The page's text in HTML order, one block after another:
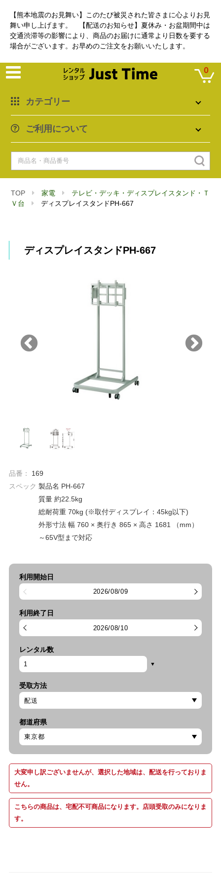
【熊本地震のお見舞い】このたび被災された皆さまに心よりお見
舞い申し上げます。 【配送のお知らせ】夏休み・お盆期間中は
交通渋滞等の影響により、商品のお届けに通常より日数を要する
場合がございます。お早めのご注文をお願いいたします。
カテゴリー
ご利用について
0
TOP 家電
テレビ・デッキ・ディスプレイスタンド・Ｔ
Ｖ台
ディスプレイスタンドPH-667
ディスプレイスタンドPH-667
品番：
169
スペック 製品名 PH-667
質量 約22.5kg
総耐荷重 70kg (※取付ディスプレイ：45kg以下)
外形寸法 幅 760 × 奥行き 865 × 高さ 1681 （mm）
～65V型まで対応
利用開始日
2026/08/09
利用終了日
2026/08/10
レンタル数
受取方法
都道府県
大変申し訳ございませんが、選択した地域は、配送を行っておりま
せん。
こちらの商品は、宅配不可商品になります。店頭受取のみになりま
す。